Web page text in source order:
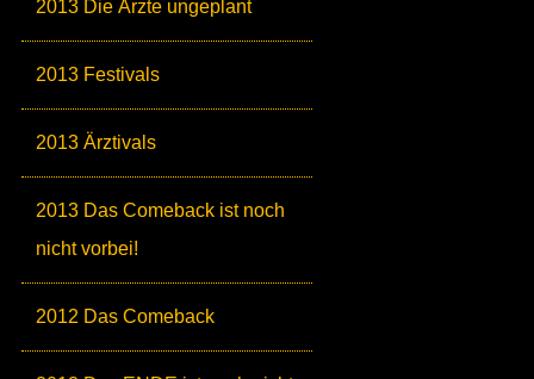
2013 Die Ärzte ungeplant
2013 Festivals
2013 Ärztivals
2013 Das Comeback ist noch
nicht vorbei!
2012 Das Comeback